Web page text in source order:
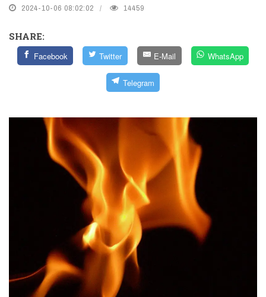
2024-10-06 08:02:02 14459
SHARE:
Facebook Twitter E-Mail WhatsApp
Telegram